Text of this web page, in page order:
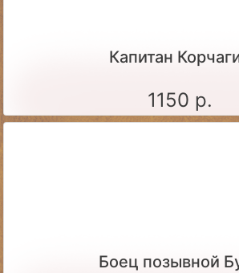
Капитан
1150 р.
Боец позывной